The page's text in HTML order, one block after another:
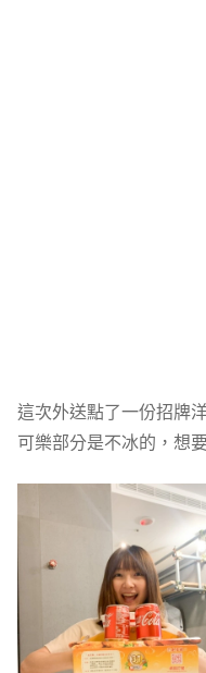
這次外送點了一份招牌
可樂部分是不冰的，想